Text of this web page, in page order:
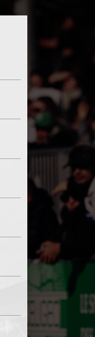
Jeudi 06 Août
Informations
Mercredi 05 Août
Nouveau renfort
pour Lamine Sonko
Mardi 04 Août
Mardi 04 Août
Les backstages du
Lundi 03 Août
Les Verts sur le
Ploufragan
Lundi 03 Août
Le programme de
Lundi 03 Août
Parcage complet